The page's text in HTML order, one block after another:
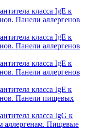
класса IgE к
Панели аллергенов
класса IgE к
Панели аллергенов
класса IgE к
Панели аллергенов
класса IgE к
Панели пищевых
класса IgG к
аллергенам. Пищевые